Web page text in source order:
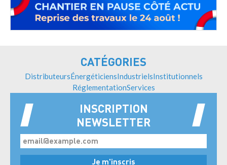
CATÉGORIES
DistributeursÉnergéticiensIndustrielsInstitutionnels
RéglementationServices
INSCRIPTION
NEWSLETTER